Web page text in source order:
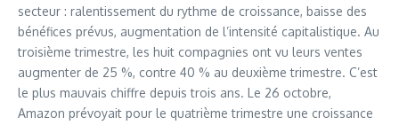
secteur : ralentissement du rythme de croissance, baisse des
bénéfices prévus, augmentation de l’intensité capitalistique. Au
troisième trimestre, les huit compagnies ont vu leurs ventes
augmenter de 25 %, contre 40 % au deuxième trimestre. C’est
le plus mauvais chiffre depuis trois ans. Le 26 octobre,
Amazon prévoyait pour le quatrième trimestre une croissance